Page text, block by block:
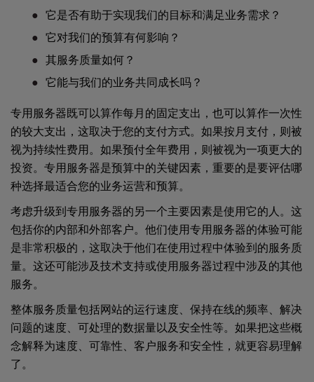
它是否有助于实现我们的目标和满足业务需求？
它对我们的预算有何影响？
其服务质量如何？
它能与我们的业务共同成长吗？
专用服务器既可以算作每月的固定支出，也可以算作一次性
的较大支出，这取决于您的支付方式。如果按月支付，则被
视为持续性费用。如果预付全年费用，则被视为一项更大的
投资。专用服务器是预算中的关键因素，重要的是要评估哪
种选择最适合您的业务运营和预算。
考虑升级到专用服务器的另一个主要因素是使用它的人。这
包括你的内部和外部客户。他们使用专用服务器的体验可能
是非常积极的，这取决于他们在使用过程中体验到的服务质
量。这还可能涉及技术支持或使用服务器过程中涉及的其他
服务。
整体服务质量包括网站的运行速度、保持在线的频率、解决
问题的速度、可处理的数据量以及安全性等。如果把这些概
念解释为速度、可靠性、客户服务和安全性，就更容易理解
了。